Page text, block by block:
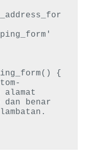
{
alamat
dan benar